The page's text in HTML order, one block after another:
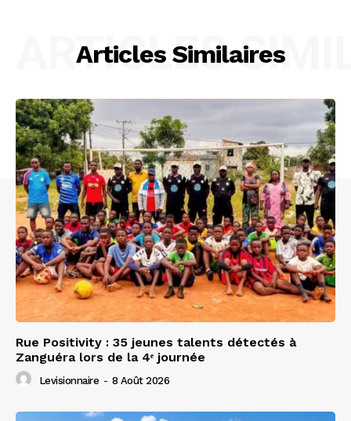
Articles Similaires
ARTICLES
Rue Positivity : 35 jeunes talents détectés à
Zanguéra lors de la 4ᵉ journée
Levisionnaire - 8 Août 2026